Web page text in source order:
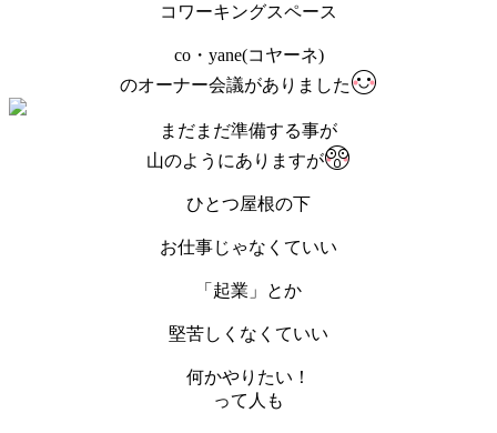
コワーキングスペース
co・yane(コヤーネ)
のオーナー会議がありました
まだまだ準備する事が
山のようにありますが
ひとつ屋根の下
お仕事じゃなくていい
「起業」とか
堅苦しくなくていい
何かやりたい！
って人も